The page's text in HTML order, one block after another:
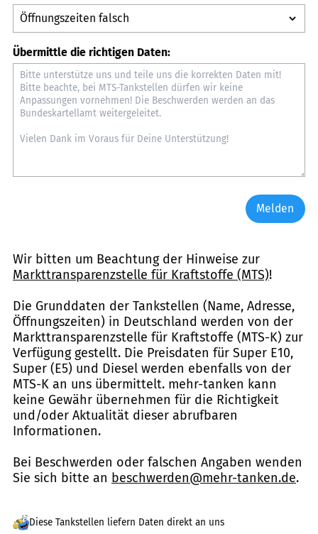
Übermittle die richtigen Daten:
Melden
Wir bitten um Beachtung der Hinweise zur
Markttransparenzstelle für Kraftstoffe (MTS)!
Die Grunddaten der Tankstellen (Name, Adresse,
Öffnungszeiten) in Deutschland werden von der
Markttransparenzstelle für Kraftstoffe (MTS-K) zur
Verfügung gestellt. Die Preisdaten für Super E10,
Super (E5) und Diesel werden ebenfalls von der
MTS-K an uns übermittelt. mehr-tanken kann
keine Gewähr übernehmen für die Richtigkeit
und/oder Aktualität dieser abrufbaren
Informationen.
Bei Beschwerden oder falschen Angaben wenden
Sie sich bitte an beschwerden@mehr-tanken.de.
Diese Tankstellen liefern Daten direkt an uns